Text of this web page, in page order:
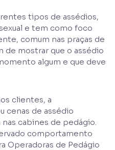
tipos de assédios,
e tem como foco
comum nas praças de
de mostrar que o assédio
algum e que deve
clientes, a
cenas de assédio
cabines de pedágio.
comportamento
Operadoras de Pedágio